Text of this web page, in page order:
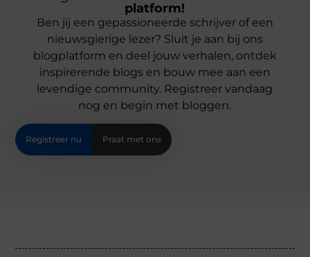
platform!
Ben jij een gepassioneerde schrijver of een
nieuwsgierige lezer? Sluit je aan bij ons
blogplatform en deel jouw verhalen, ontdek
inspirerende blogs en bouw mee aan een
levendige community. Registreer vandaag
nog en begin met bloggen.
Registreer nu Praat met ons